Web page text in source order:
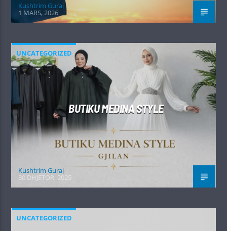
Kushtrim Guraj
1 MARS, 2026
UNCATEGORIZED
BUTIKU MEDINA STYLE
Kushtrim Guraj
30 DHJETOR, 2025
UNCATEGORIZED